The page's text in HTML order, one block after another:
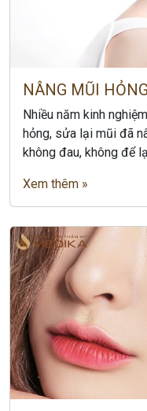
NÂNG MŨI HỎNG
Nhiều năm kinh
hỏng, sửa lại mũi đã
không đau, không để
Xem thêm »